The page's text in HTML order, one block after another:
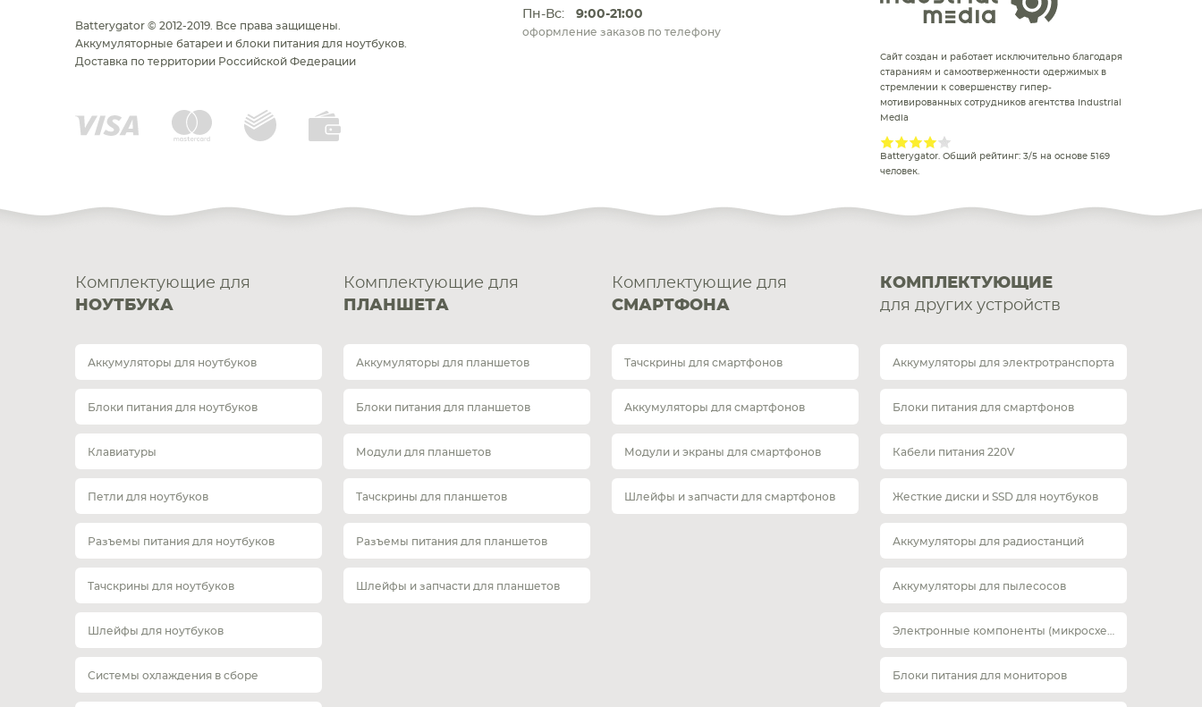
Пн-Вс: 9:00-21:00
оформление заказов по телефону
Batterygator © 2012-2019. Все права защищены.
Аккумуляторные батареи и блоки питания для ноутбуков.
Доставка по территории Российской Федерации
Сайт создан и работает исключительно благодаря
стараниям и самоотверженности одержимых в
стремлении к совершенству гипер-
мотивированных сотрудников агентства Industrial
Media
Batterygator. Общий рейтинг: 3/5 на основе 5169
человек.
Комплектующие для
НОУТБУКА
Аккумуляторы для ноутбуков
Блоки питания для ноутбуков
Клавиатуры
Петли для ноутбуков
Разъемы питания для ноутбуков
Тачскрины для ноутбуков
Шлейфы для ноутбуков
Системы охлаждения в сборе
Комплектующие для
ПЛАНШЕТА
Аккумуляторы для планшетов
Блоки питания для планшетов
Модули для планшетов
Тачскрины для планшетов
Разъемы питания для планшетов
Шлейфы и запчасти для планшетов
Комплектующие для
СМАРТФОНА
Тачскрины для смартфонов
Аккумуляторы для смартфонов
Модули и экраны для смартфонов
Шлейфы и запчасти для смартфонов
КОМПЛЕКТУЮЩИЕ
для других устройств
Аккумуляторы для электротранспорта
Блоки питания для смартфонов
Кабели питания 220V
Жесткие диски и SSD для ноутбуков
Аккумуляторы для радиостанций
Аккумуляторы для пылесосов
Блоки питания для мониторов